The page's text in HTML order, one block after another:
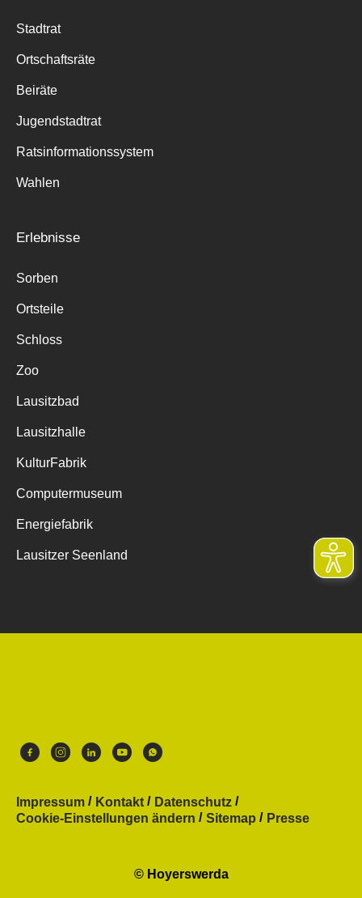
Stadtrat
Ortschaftsräte
Beiräte
Jugendstadtrat
Ratsinformationssystem
Wahlen
Erlebnisse
Sorben
Ortsteile
Schloss
Zoo
Lausitzbad
Lausitzhalle
KulturFabrik
Computermuseum
Energiefabrik
Lausitzer Seenland
Impressum Kontakt
Datenschutz
Cookie-Einstellungen ändern
Sitemap Presse
© Hoyerswerda